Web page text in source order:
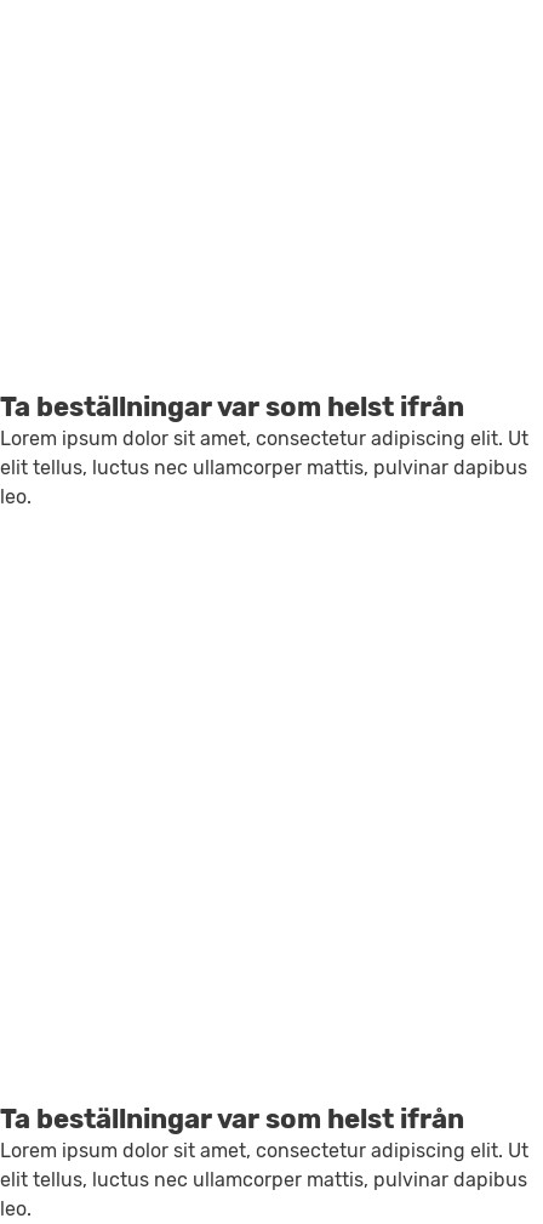
Ta beställningar var som helst ifrån
Lorem ipsum dolor sit amet, consectetur adipiscing elit. Ut
elit tellus, luctus nec ullamcorper mattis, pulvinar dapibus
leo.
Ta beställningar var som helst ifrån
Lorem ipsum dolor sit amet, consectetur adipiscing elit. Ut
elit tellus, luctus nec ullamcorper mattis, pulvinar dapibus
leo.